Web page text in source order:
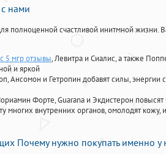
нами
полноценной счастливой инитмной жизни.
5 мгр отзывы, Левитра и Сиалис, а также
и яркой
Ансомон и Гетропин добавят силы,
Форте, Guarana и Экдистерон повысят
многих внутренних органов, омолодят кожу,
Почему нужно покупать именно у